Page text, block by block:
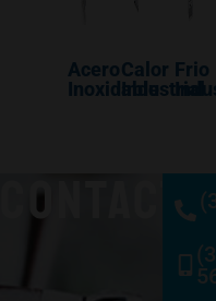
Acero
Inoxidable
Calor
Industrial
Frio
CONTACTO